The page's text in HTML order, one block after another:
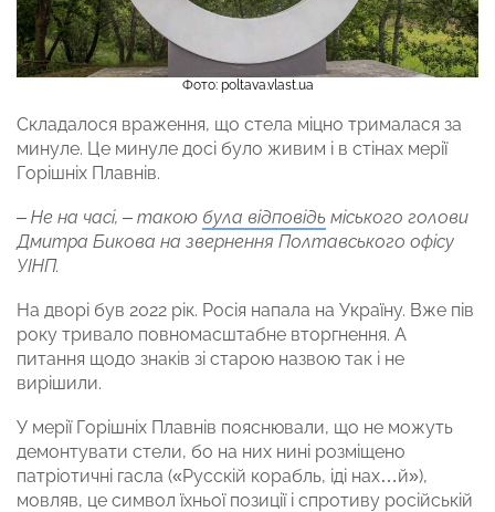
Фото: poltava.vlast.ua
Складалося враження, що стела міцно трималася за
минуле. Це минуле досі було живим і в стінах мерії
Горішніх Плавнів.
– Не на часі, – такою була відповідь міського голови
Дмитра Бикова на звернення Полтавського офісу
УІНП.
На дворі був 2022 рік. Росія напала на Україну. Вже пів
року тривало повномасштабне вторгнення. А
питання щодо знаків зі старою назвою так і не
вирішили.
У мерії Горішніх Плавнів пояснювали, що не можуть
демонтувати стели, бо на них нині розміщено
патріотичні гасла («Русскій корабль, іді нах…й»),
мовляв, це символ їхньої позиції і спротиву російській